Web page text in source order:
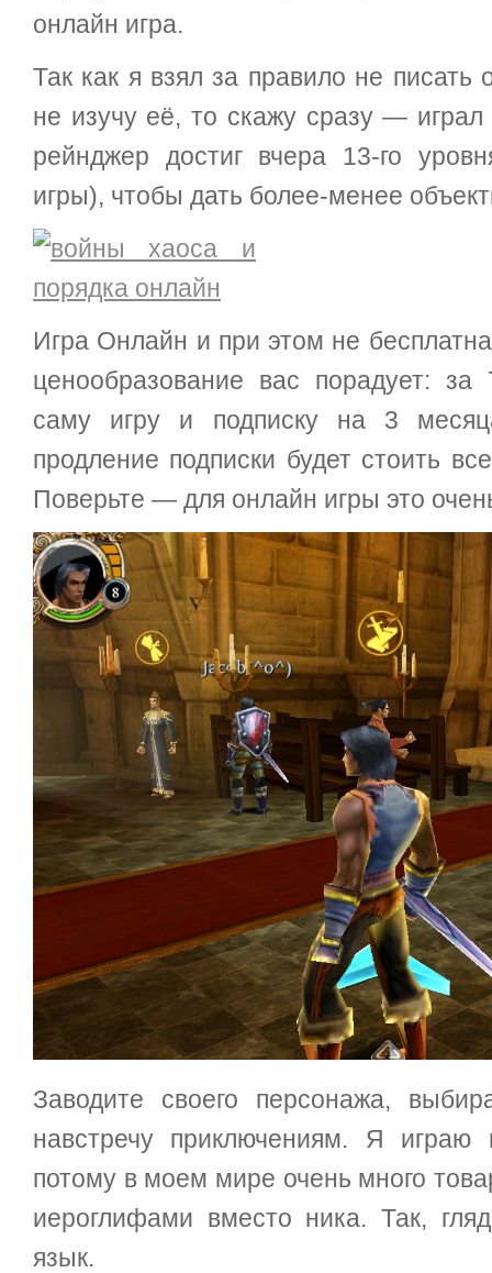
онлайн игра.
Так как я взял за правило не писать
не изучу её, то скажу сразу —
рейнджер достиг вчера 13-го
игры), чтобы дать более-менее
Игра Онлайн и при этом не
ценообразование вас порадует:
саму игру и подписку на 3
продление подписки будет стоить
Поверьте — для онлайн игры это
Заводите своего персонажа,
навстречу приключениям. Я
потому в моем мире очень много
иероглифами вместо ника. Так,
язык.